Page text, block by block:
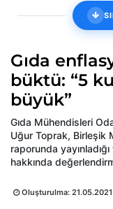
Gıda
büktü: “5
büyük”
Gıda Mühendisleri
Uğur Toprak, Birleşik
raporunda
hakkında
Oluşturulma: